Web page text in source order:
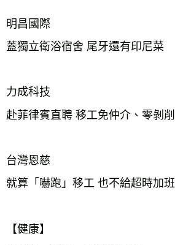
明昌國際
蓋獨立衛浴宿舍 尾牙還有印尼菜
力成科技
赴菲律賓直聘 移工免仲介、零剝削
台灣恩慈
就算「嚇跑」移工 也不給超時加班
【健康】